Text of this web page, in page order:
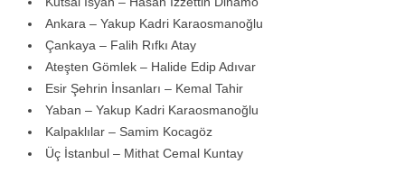
Ankara – Yakup Kadri Karaosmanoğlu
Çankaya – Falih Rıfkı Atay
Ateşten Gömlek – Halide Edip Adıvar
Esir Şehrin İnsanları – Kemal Tahir
Yaban – Yakup Kadri Karaosmanoğlu
Kalpaklılar – Samim Kocagöz
Üç İstanbul – Mithat Cemal Kuntay